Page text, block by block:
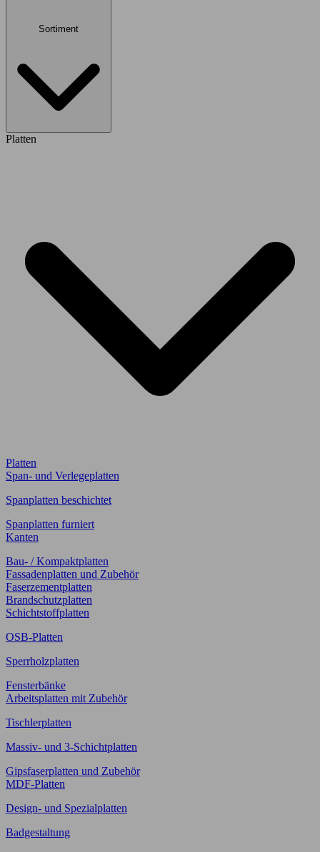
Sortiment
Platten
Platten
Span- und Verlegeplatten
Spanplatten beschichtet
Spanplatten furniert
Kanten
Bau- / Kompaktplatten
Fassadenplatten und Zubehör
Faserzementplatten
Brandschutzplatten
Schichtstoffplatten
OSB-Platten
Sperrholzplatten
Fensterbänke
Arbeitsplatten mit Zubehör
Tischlerplatten
Massiv- und 3-Schichtplatten
Gipsfaserplatten und Zubehör
MDF-Platten
Design- und Spezialplatten
Badgestaltung